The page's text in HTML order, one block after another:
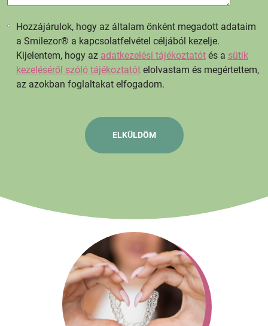
Hozzájárulok, hogy az általam önként megadott adataim
a Smilezor® a kapcsolatfelvétel céljából kezelje.
Kijelentem, hogy az adatkezelési tájékoztatótés a sütik
kezeléséről szóló tájékoztatótelolvastam és megértettem,
az azokban foglaltakat elfogadom.